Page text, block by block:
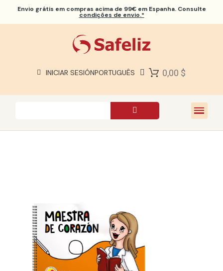
Envio grátis em compras acima de 99€ em Espanha. Consulte
condições de envio.*
INICIAR SESIÓNPORTUGUÊS 0,00 $
SOBRE NÓS